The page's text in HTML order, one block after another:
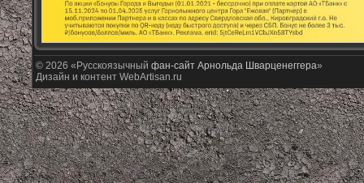
© 2026 «Русскоязычный фан-сайт Арнольда Шварценеггера»
Дизайн и контент WebArtisan.ru